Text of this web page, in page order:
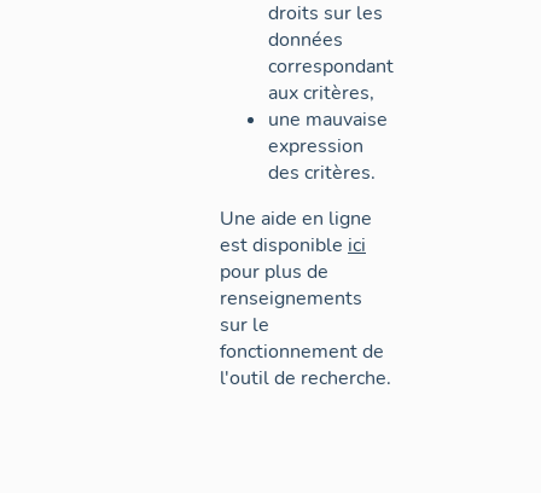
droits sur les
données
correspondant
aux critères,
une mauvaise
expression
des critères.
Une aide en ligne
est disponible ici
pour plus de
renseignements
sur le
fonctionnement de
l'outil de recherche.